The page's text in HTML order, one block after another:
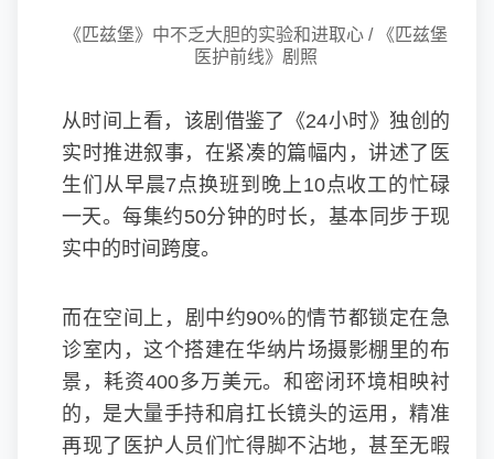
《匹兹堡》中不乏大胆的实验和进取心 / 《匹兹堡
医护前线》剧照
从时间上看，该剧借鉴了《24小时》独创的
实时推进叙事，在紧凑的篇幅内，讲述了医
生们从早晨7点换班到晚上10点收工的忙碌
一天。每集约50分钟的时长，基本同步于现
实中的时间跨度。
而在空间上，剧中约90%的情节都锁定在急
诊室内，这个搭建在华纳片场摄影棚里的布
景，耗资400多万美元。和密闭环境相映衬
的，是大量手持和肩扛长镜头的运用，精准
再现了医护人员们忙得脚不沾地，甚至无暇